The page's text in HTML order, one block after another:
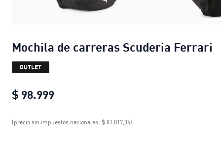
Mochila de carreras Scuderia Ferrari
OUTLET
$ 98.999
Mochila de carreras Scuderia Ferrari
(precio sin impuestos nacionales: $ 81.817,36)